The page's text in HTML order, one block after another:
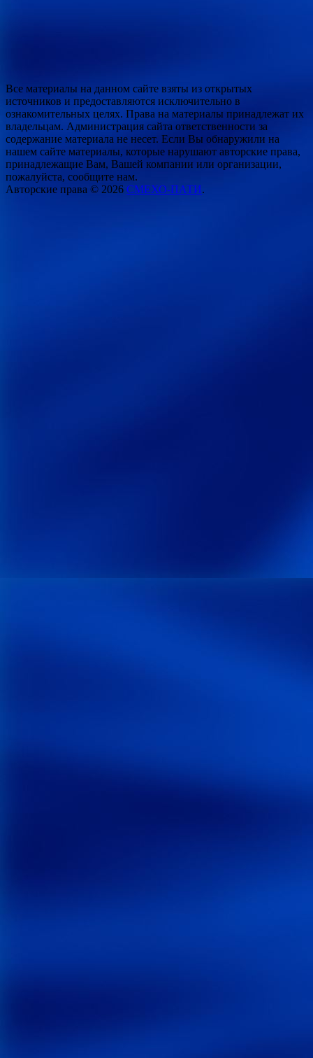
Все материалы на данном сайте взяты из открытых
источников и предоставляются исключительно в
ознакомительных целях. Права на материалы принадлежат их
владельцам. Администрация сайта ответственности за
содержание материала не несет. Если Вы обнаружили на
нашем сайте материалы, которые нарушают авторские права,
принадлежащие Вам, Вашей компании или организации,
пожалуйста, сообщите нам.
Авторские права © 2026 СМЕХО-ПАТИ.